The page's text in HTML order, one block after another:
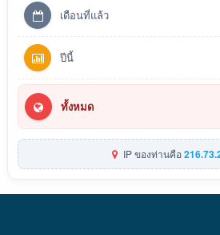
เดือนที่แล้ว
ปีนี้
ทั้งหมด
IP ของท่านคือ